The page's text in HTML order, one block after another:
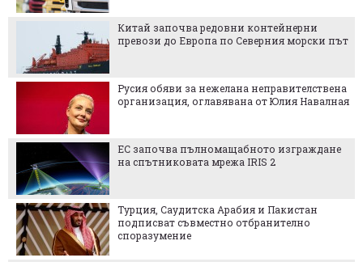
Китай започва редовни контейнерни
превози до Европа по Северния морски път
Русия обяви за нежелана неправителствена
организация, оглавявана от Юлия Навалная
ЕС започва пълномащабното изграждане
на спътниковата мрежа IRIS 2
Турция, Саудитска Арабия и Пакистан
подписват съвместно отбранително
споразумение